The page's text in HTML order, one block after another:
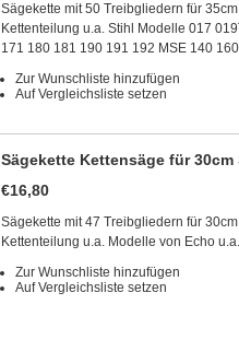
Sägekette mit 50 Treibgliedern für
Kettenteilung u.a. Stihl Modelle 017
171 180 181 190 191 192 MSE 140
Zur Wunschliste hinzufügen
Auf Vergleichsliste setzen
Sägekette Kettensäge für
€16,80
Sägekette mit 47 Treibgliedern für
Kettenteilung u.a. Modelle von Echo
Zur Wunschliste hinzufügen
Auf Vergleichsliste setzen